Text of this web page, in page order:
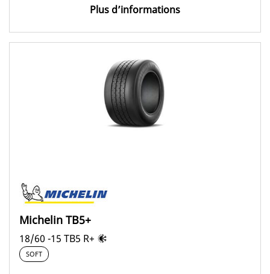
Plus d’informations
Michelin TB5+
18/60 -15 TB5 R+
SOFT